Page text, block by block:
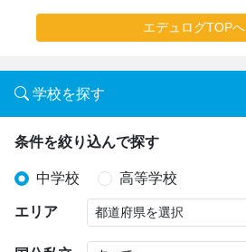
エデュログTOPへ
学校を探す
条件を絞り込んで探す
中学校 高等学校
エリア